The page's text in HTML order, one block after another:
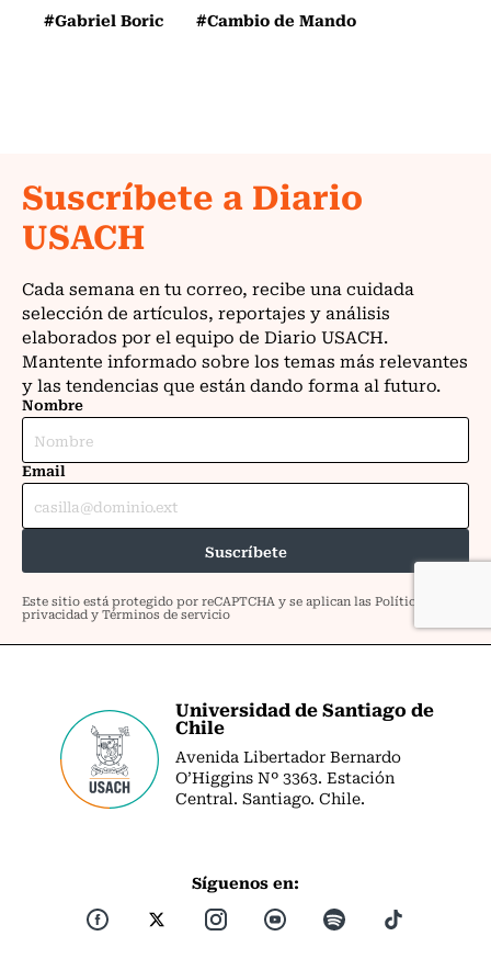
#Gabriel Boric #Cambio de Mando
Universidad de Santiago de
Chile
Avenida Libertador Bernardo
O’Higgins Nº 3363. Estación
Central. Santiago. Chile.
Síguenos en: